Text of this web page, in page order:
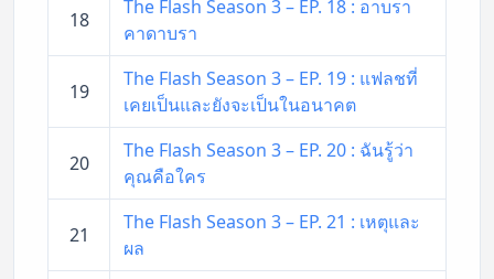
18
The Flash Season 3 – EP. 18 : อาบรา
คาดาบรา
19
The Flash Season 3 – EP. 19 : แฟลชที่
เคยเป็นและยังจะเป็นในอนาคต
20
The Flash Season 3 – EP. 20 : ฉันรู้ว่า
คุณคือใคร
21
The Flash Season 3 – EP. 21 : เหตุและ
ผล